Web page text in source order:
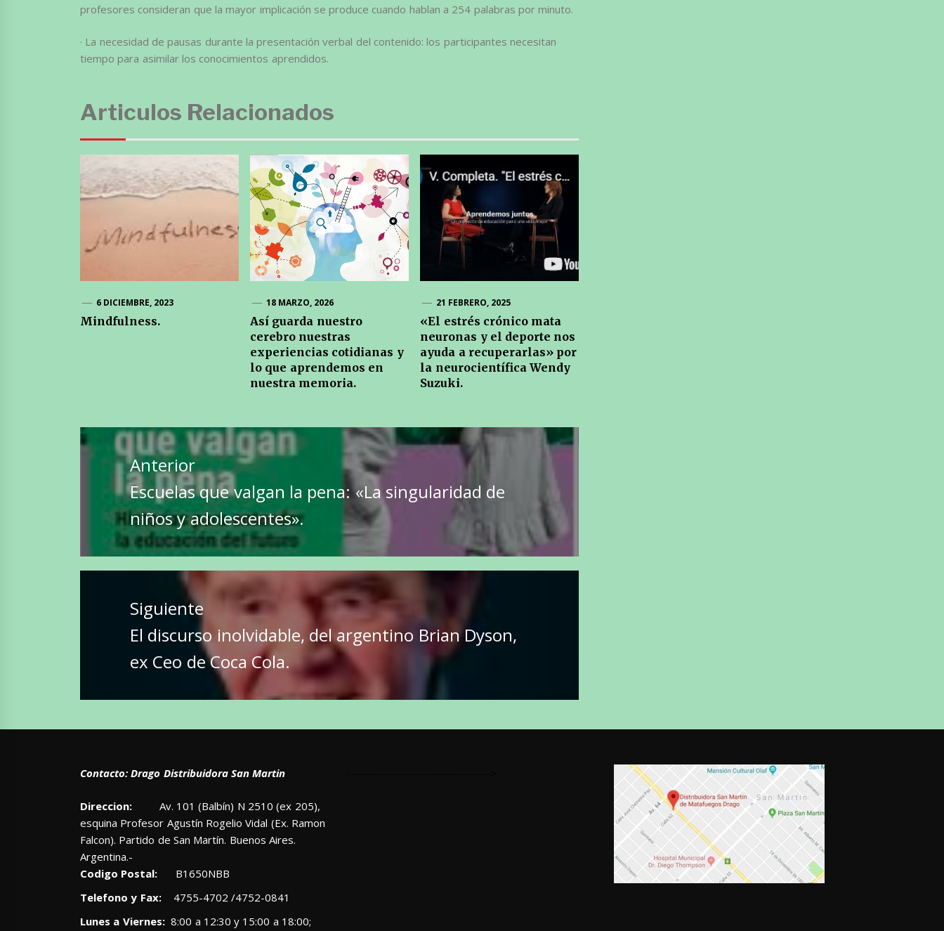
profesores consideran que la mayor implicación se produce cuando hablan a 254 palabras por minuto.
· La necesidad de pausas durante la presentación verbal del contenido: los participantes necesitan
tiempo para asimilar los conocimientos aprendidos.
Articulos Relacionados
6 DICIEMBRE, 2023
Mindfulness.
18 MARZO, 2026
Así guarda nuestro
cerebro nuestras
experiencias cotidianas y
lo que aprendemos en
nuestra memoria.
21 FEBRERO, 2025
«El estrés crónico mata
neuronas y el deporte nos
ayuda a recuperarlas» por
la neurocientífica Wendy
Suzuki.
Navegación
de
entradas
Anterior
Entrada
anterior:
Escuelas que valgan la pena: «La singularidad de
niños y adolescentes».
Siguiente
Entrada
siguiente:
El discurso inolvidable, del argentino Brian Dyson,
ex Ceo de Coca Cola.
Contacto: Drago Distribuidora San Martin
Direccion: Av. 101 (Balbín) N 2510 (ex 205),
esquina Profesor Agustín Rogelio Vidal (Ex. Ramon
Falcon). Partido de San Martín. Buenos Aires.
Argentina.-
Codigo Postal: B1650NBB
Telefono y Fax:4755-4702 /4752-0841
Lunes a Viernes:8:00 a 12:30 y 15:00 a 18:00;